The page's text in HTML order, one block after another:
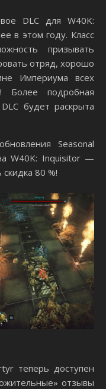
DLC для W40K:
в этом году. Класс
призывать
отряд, хорошо
Империума всех
Более подробная
будет раскрыта
Seasonal
W40K: Inquisitor —
80 %!
теперь доступен
отзывы